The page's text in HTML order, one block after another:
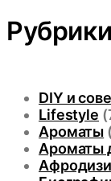
Рубрики
DIY и
Lifestyle
Ароматы
Ароматы